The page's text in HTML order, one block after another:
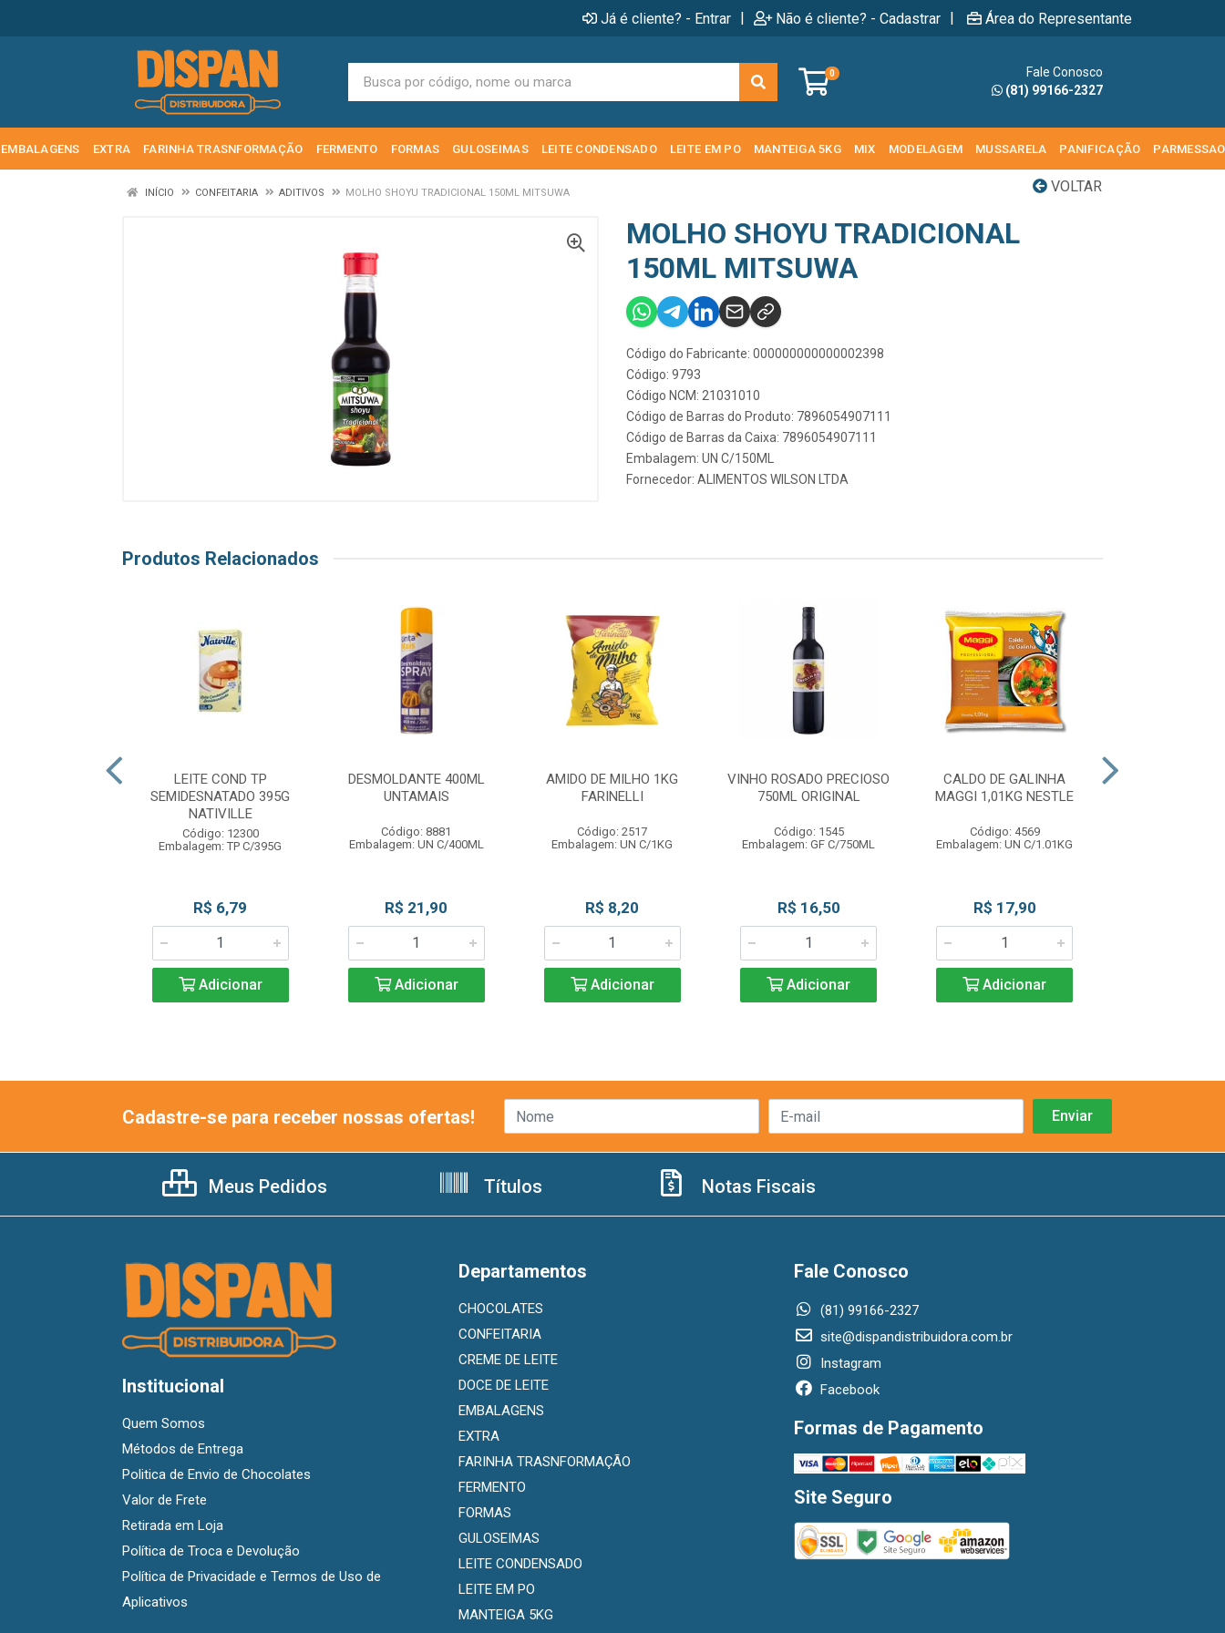
Já é cliente? - Entrar | Não é cliente? - Cadastrar | Área do Representante
0
Fale Conosco
(81) 99166-2327
EMBALAGENS EXTRA FARINHA TRASNFORMAÇÃO FERMENTO FORMAS GULOSEIMAS LEITE CONDENSADO LEITE EM PO MANTEIGA 5KG MIX MODELAGEM MUSSARELA PANIFICAÇÃO PARMESSAO
VOLTAR
INÍCIO CONFEITARIA ADITIVOS MOLHO SHOYU TRADICIONAL 150ML MITSUWA
MOLHO SHOYU TRADICIONAL
150ML MITSUWA
Código do Fabricante: 000000000000002398
Código: 9793
Código NCM: 21031010
Código de Barras do Produto: 7896054907111
Código de Barras da Caixa: 7896054907111
Embalagem: UN C/150ML
Fornecedor: ALIMENTOS WILSON LTDA
Produtos Relacionados
LEITE COND TP
SEMIDESNATADO 395G
NATIVILLE
Código: 12300
Embalagem: TP C/395G
R$ 6,79
Adicionar
DESMOLDANTE 400ML
UNTAMAIS
Código: 8881
Embalagem: UN C/400ML
R$ 21,90
Adicionar
AMIDO DE MILHO 1KG
FARINELLI
Código: 2517
Embalagem: UN C/1KG
R$ 8,20
Adicionar
VINHO ROSADO PRECIOSO
750ML ORIGINAL
Código: 1545
Embalagem: GF C/750ML
R$ 16,50
Adicionar
CALDO DE GALINHA
MAGGI 1,01KG NESTLE
Código: 4569
Embalagem: UN C/1.01KG
R$ 17,90
Adicionar
Cadastre-se para receber nossas ofertas!
Meus Pedidos Títulos Notas Fiscais
Institucional
Quem Somos
Métodos de Entrega
Politica de Envio de Chocolates
Valor de Frete
Retirada em Loja
Política de Troca e Devolução
Política de Privacidade e Termos de Uso de
Aplicativos
Departamentos
CHOCOLATES
CONFEITARIA
CREME DE LEITE
DOCE DE LEITE
EMBALAGENS
EXTRA
FARINHA TRASNFORMAÇÃO
FERMENTO
FORMAS
GULOSEIMAS
LEITE CONDENSADO
LEITE EM PO
MANTEIGA 5KG
Fale Conosco
(81) 99166-2327
site@dispandistribuidora.com.br
Instagram
Facebook
Formas de Pagamento
Site Seguro